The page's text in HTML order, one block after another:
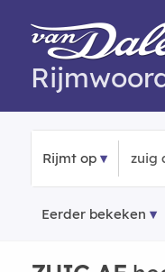
Rijmt op
Eerder bekeken